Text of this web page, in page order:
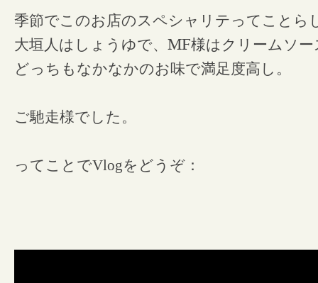
季節でこのお店のスペシャリテってことら
大垣人はしょうゆで、 MF様はクリームソ
どっちもなかなかのお味で満足度高し。
ご馳走様でした。
ってことでVlogをどうぞ：